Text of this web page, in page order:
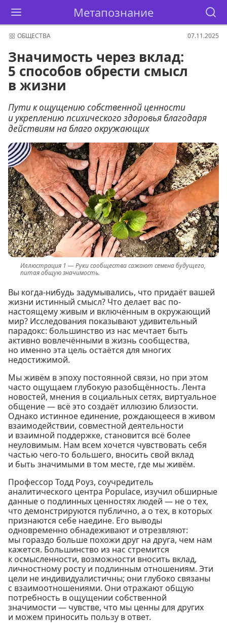
Метапознание
ОБЩЕСТВА 07.11.2025
Значимость через вклад:
5 способов обрести смысл
в жизни
Пути к ощущению собственной ценности
и укреплению психического здоровья благодаря
действиям на благо окружающих
Руки сообщества сажают семена будущего,
питая общую значимость.
Вы когда-нибудь задумывались, что придаёт вашей
жизни истинный смысл? Что делает вас по-
настоящему живым и включённым в окружающий
мир? Исследования показывают удивительный
парадокс: большинство из нас мечтает быть
активно вовлечёнными в жизнь сообщества,
но именно эта цель остаётся для многих
недостижимой.
Мы живём в эпоху постоянной связи, но при этом
часто ощущаем глубокую разобщённость. Лента
новостей, мнения в социальных сетях, виртуальное
общение — всё это создаёт иллюзию близости.
Однако истинное единение, рождающееся в живом
взаимодействии, совместной деятельности
и взаимной поддержке, становится всё более
неуловимым. Нам всем хочется чувствовать себя
частью чего-то большего, вносить свой вклад
и быть значимыми в том месте, где мы живём.
Профессор Тодд Роуз, соучредитель
аналитического центра Populace, изучил обширные
данные о подлинных ценностях людей — не о тех,
что демонстрируются публично, а о тех, в которых
признаются себе наедине. Его выводы
одновременно обнадеживают и отрезвляют:
мы гораздо больше похожи друг на друга, чем нам
кажется. Большинство из нас стремится
к осмысленности, возможности вносить вклад,
личностному росту и подлинным отношениям. Эти
цели не индивидуалистичны; они глубоко связаны
с взаимоотношениями. Они отражают общую
потребность в ощущении собственной
значимости — чувстве, что мы ценны для других
и можем приносить пользу в ответ.